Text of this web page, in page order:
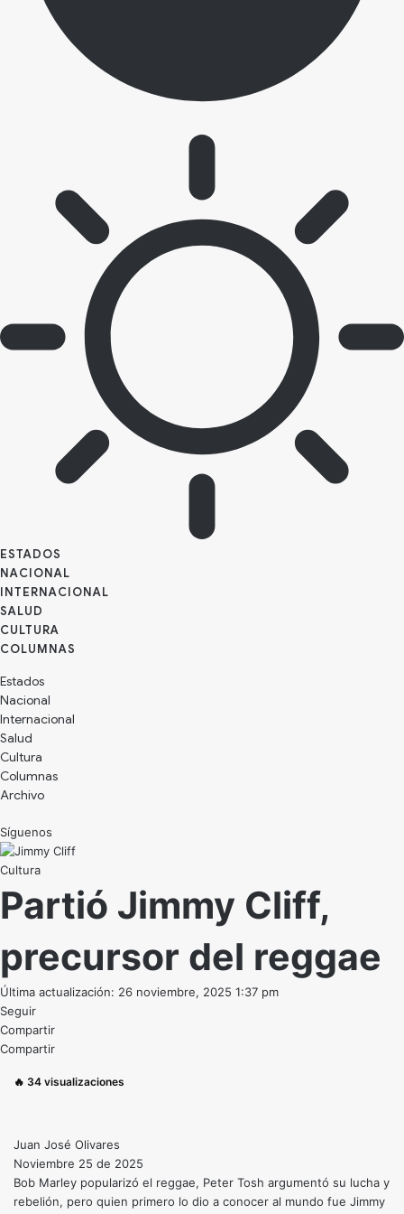
ESTADOS
NACIONAL
INTERNACIONAL
SALUD
CULTURA
Estados
Nacional
Internacional
Salud
Cultura
Archivo
Síguenos
Cultura
Partió Jimmy Cliff,
precursor del reggae
Última actualización: 26 noviembre, 2025 1:37 pm
Seguir
Compartir
Compartir
🔥 34 visualizaciones
Juan José Olivares
Noviembre 25 de 2025
Bob Marley popularizó el reggae, Peter Tosh argumentó su lucha y
rebelión, pero quien primero lo dio a conocer al mundo fue Jimmy